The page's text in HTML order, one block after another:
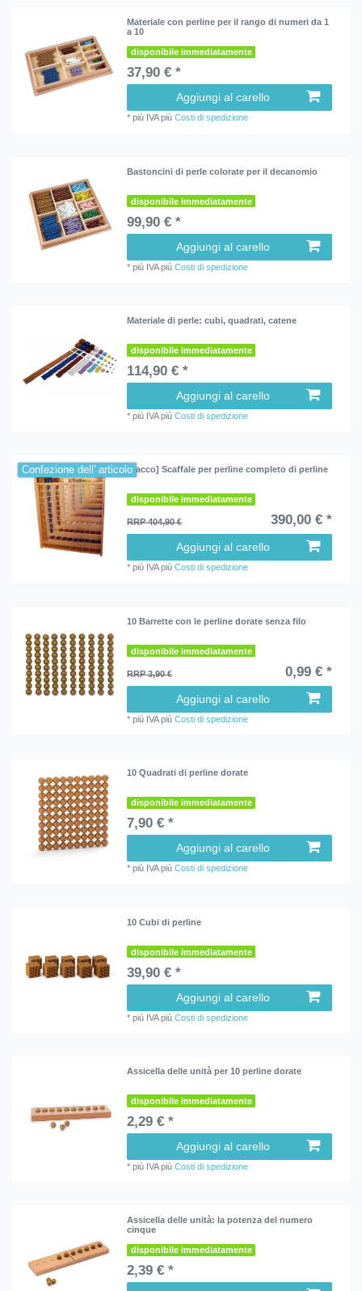
Materiale con perline per il rango di numeri da 1
a 10
disponibile immediatamente
37,90 € *
Aggiungi al carello
*più IVApiùCosti di spedizione
Bastoncini di perle colorate per il decanomio
disponibile immediatamente
99,90 € *
Aggiungi al carello
*più IVApiùCosti di spedizione
Materiale di perle: cubi, quadrati, catene
disponibile immediatamente
114,90 € *
Aggiungi al carello
*più IVApiùCosti di spedizione
Confezione dell' articolo[Pacco] Scaffale per perline completo di perline
disponibile immediatamente
RRP 404,90 € 390,00 € *
Aggiungi al carello
*più IVApiùCosti di spedizione
10 Barrette con le perline dorate senza filo
disponibile immediatamente
RRP 3,90 € 0,99 € *
Aggiungi al carello
*più IVApiùCosti di spedizione
10 Quadrati di perline dorate
disponibile immediatamente
7,90 € *
Aggiungi al carello
*più IVApiùCosti di spedizione
10 Cubi di perline
disponibile immediatamente
39,90 € *
Aggiungi al carello
*più IVApiùCosti di spedizione
Assicella delle unità per 10 perline dorate
disponibile immediatamente
2,29 € *
Aggiungi al carello
*più IVApiùCosti di spedizione
Assicella delle unità: la potenza del numero
cinque
disponibile immediatamente
2,39 € *